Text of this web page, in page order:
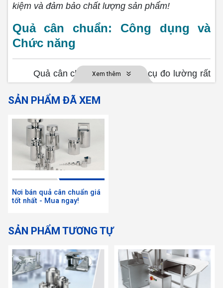
kiệm và đảm bảo chất lượng sản phẩm!
Quả cân chuẩn: Công dụng và
Chức năng
Quả cân chuẩn là một công cụ đo lường rất
lĩnh vựcsản xuấtvà kiểm định chất lượng. Dưới
của quả cân chuẩn:
Xem thêm
SẢN PHẨM ĐÃ XEM
Nơi bán quả cân chuẩn giá
tốt nhất - Mua ngay!
SẢN PHẨM TƯƠNG TỰ